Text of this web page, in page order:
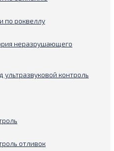
по роквеллу
неразрушающего
ультразвуковой контроль
отливок